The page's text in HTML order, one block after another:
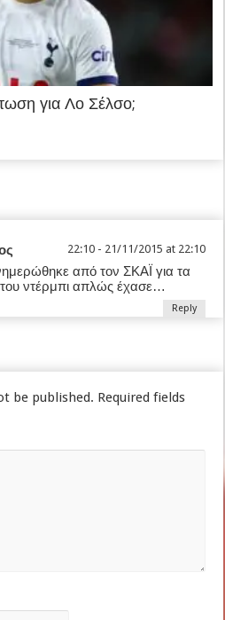
για Λο Σέλσο;
22:10 - 21/11/2015 at 22:10
από τον ΣΚΑΪ για τα
του ντέρμπι απλώς έχασε…
Reply
be published. Required fields